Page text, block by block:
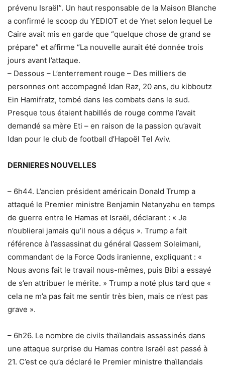
prévenu Israël”. Un haut responsable de la Maison Blanche
a confirmé le scoop du YEDIOT et de Ynet selon lequel Le
Caire avait mis en garde que “quelque chose de grand se
prépare” et affirme “La nouvelle aurait été donnée trois
jours avant l’attaque.
– Dessous – L’enterrement rouge – Des milliers de
personnes ont accompagné Idan Raz, 20 ans, du kibboutz
Ein Hamifratz, tombé dans les combats dans le sud.
Presque tous étaient habillés de rouge comme l’avait
demandé sa mère Eti – en raison de la passion qu’avait
Idan pour le club de football d’Hapoël Tel Aviv.
DERNIERES NOUVELLES
– 6h44. L’ancien président américain Donald Trump a
attaqué le Premier ministre Benjamin Netanyahu en temps
de guerre entre le Hamas et Israël, déclarant : « Je
n’oublierai jamais qu’il nous a déçus ». Trump a fait
référence à l’assassinat du général Qassem Soleimani,
commandant de la Force Qods iranienne, expliquant : «
Nous avons fait le travail nous-mêmes, puis Bibi a essayé
de s’en attribuer le mérite. » Trump a noté plus tard que «
cela ne m’a pas fait me sentir très bien, mais ce n’est pas
grave ».
– 6h26. Le nombre de civils thaïlandais assassinés dans
une attaque surprise du Hamas contre Israël est passé à
21. C’est ce qu’a déclaré le Premier ministre thaïlandais